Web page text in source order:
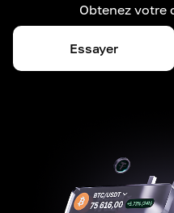
Obtenez votre
Essayer